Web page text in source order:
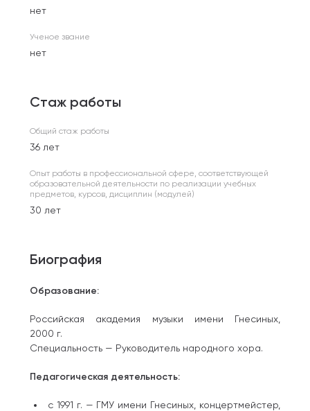
нет
Ученое звание
нет
Стаж работы
Общий стаж работы
36 лет
Опыт работы в профессиональной сфере, соответствующей
образовательной деятельности по реализации учебных
предметов, курсов, дисциплин (модулей)
30 лет
Биография
Образование:
Российская академия музыки имени Гнесиных,
2000 г.
Специальность — Руководитель народного хора.
Педагогическая деятельность:
с 1991 г. — ГМУ имени Гнесиных, концертмейстер,